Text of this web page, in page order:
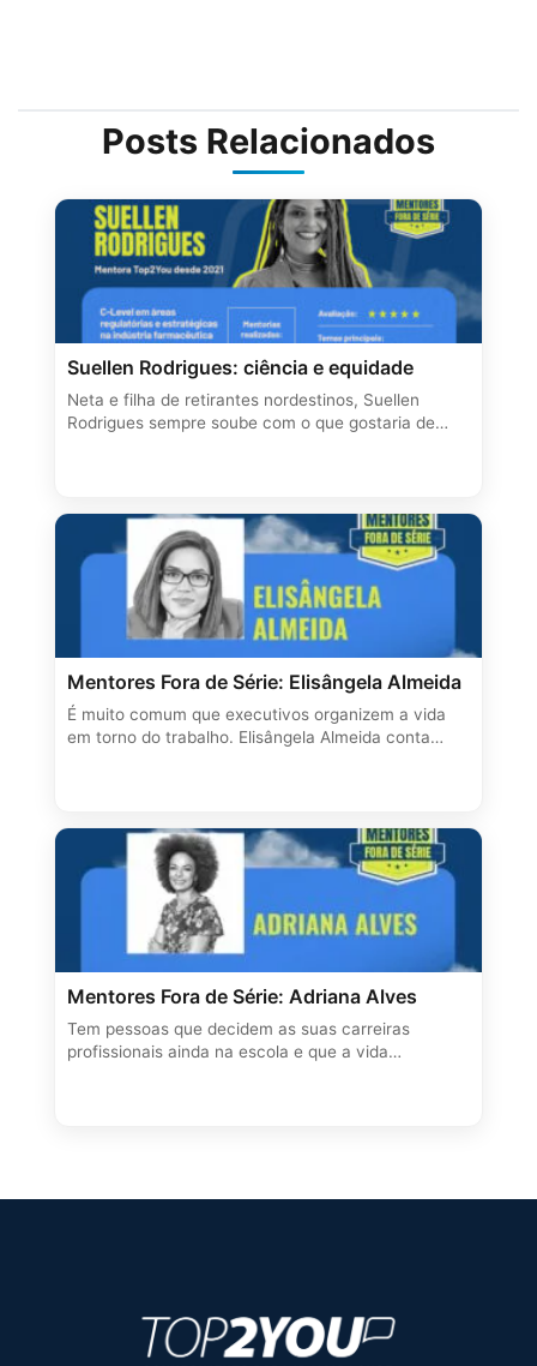
Posts Relacionados
Suellen Rodrigues: ciência e equidade
Neta e filha de retirantes nordestinos, Suellen
Rodrigues sempre soube com o que gostaria de…
Mentores Fora de Série: Elisângela Almeida
É muito comum que executivos organizem a vida
em torno do trabalho. Elisângela Almeida conta…
Mentores Fora de Série: Adriana Alves
Tem pessoas que decidem as suas carreiras
profissionais ainda na escola e que a vida…